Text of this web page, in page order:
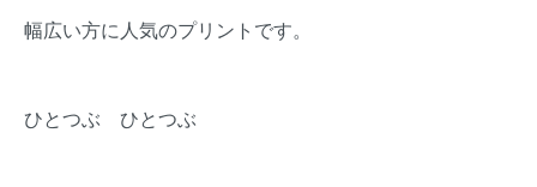
幅広い方に人気のプリントです。
ひとつぶ ひとつぶ